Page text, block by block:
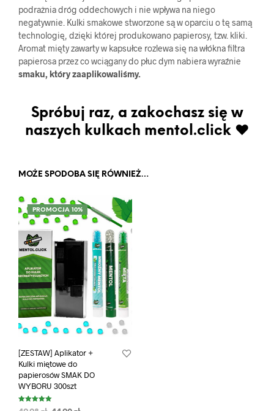
podrażnia dróg oddechowych i nie wpływa na niego
negatywnie. Kulki smakowe stworzone są w oparciu o tę samą
technologię, dzięki której produkowano papierosy, tzw. kliki.
Aromat mięty zawarty w kapsułce rozlewa się na włókna filtra
papierosa przez co wciągany do płuc dym nabiera wyraźnie
smaku, który zaaplikowaliśmy.
Spróbuj raz, a zakochasz się w
naszych kulkach mentol.click ♥
MOŻE SPODOBA SIĘ RÓWNIEŻ…
PROMOCJA 10%
[ZESTAW] Aplikator +
Kulki miętowe do
papierosów SMAK DO
WYBORU 300szt
Oceniono